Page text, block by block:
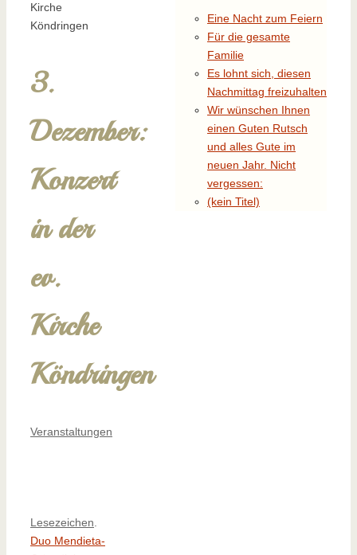
Kirche
Köndringen
3.
Dezember:
Konzert
in der
ev.
Kirche
Köndringen
Veranstaltungen
Lesezeichen
Duo Mendieta-
Eine Nacht zum Feiern
Für die gesamte
Familie
Es lohnt sich, diesen
Nachmittag freizuhalten
Wir wünschen Ihnen
einen Guten Rutsch
und alles Gute im
neuen Jahr. Nicht
vergessen:
(kein Titel)